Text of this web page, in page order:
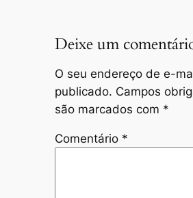
Deixe um
O seu endereço de e-
publicado. Campos
são marcados com *
Comentário *